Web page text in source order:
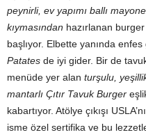
peynirli, ev yapımı ballı
kıymasından hazırlanan
başlıyor. Elbette yanında enfes
Patates de iyi gider. Bir de
menüde yer alan turşulu,
mantarlı Çıtır Tavuk Burger
kabartıyor. Atölye çıkışı
isme özel sertifika ve bu